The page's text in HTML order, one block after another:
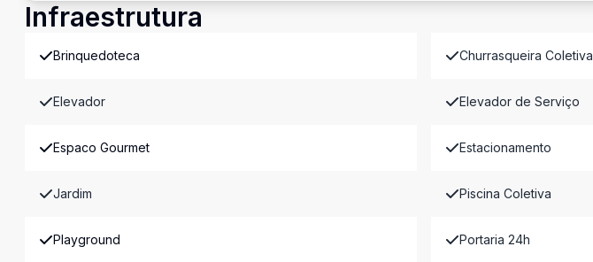
Infraestrutura
Brinquedoteca Churrasqueira Coletiva
Elevador Elevador de Serviço
Espaco Gourmet Estacionamento
Jardim Piscina Coletiva
Playground Portaria 24h